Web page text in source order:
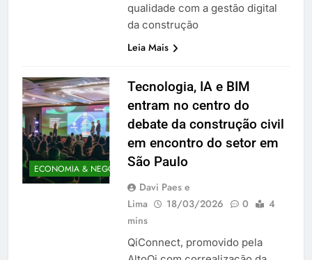
qualidade com a gestão digital
da construção
Leia Mais
ECONOMIA & NEGÓCIOS
Tecnologia, IA e BIM
entram no centro do
debate da construção civil
em encontro do setor em
São Paulo
Davi Paes e
Lima
18/03/2026 0
4
mins
QiConnect, promovido pela